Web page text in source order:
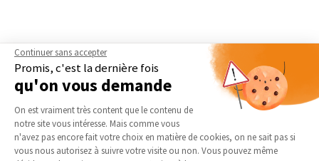
AGENCE DE BOURG-EN-
BRESSE | AMBÉRIEU-EN-BUGEY
| MEXIMIEUX
Qui sommes-nous
Actualités
Notre charte qualité
NOS DOMAINES
D’INTERVENTION
EXTENSION
RÉNOVATION INTÉRIEURE
TRAVAUX EXTÉRIEURS
Continuer sans accepter
Promis, c'est la dernière fois
qu'on vous demande
Plateforme de Gestion du
On est vraiment très content que le contenu de
notre site vous intéresse. Mais comme vous
n'avez pas encore fait votre choix en matière de cookies, on ne sait pas si
vous nous autorisez à suivre votre visite ou non. Vous pouvez même
Axeptio consent